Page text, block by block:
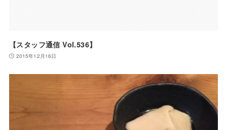
【スタッフ通信 Vol.536】
2015年12月16日